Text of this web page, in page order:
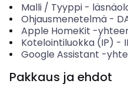
Malli / Tyyppi-
Ohjausmenetelmä-
Apple HomeKit -
Kotelointiluokka (IP) -
Google Assistant -
Pakkaus ja ehdot